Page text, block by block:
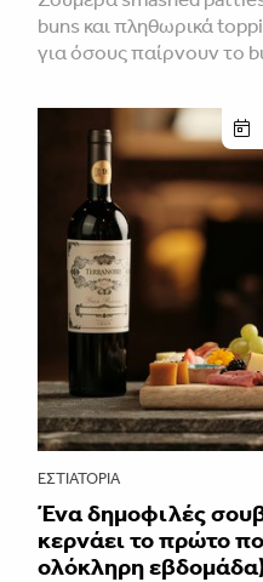
buns και πληθωρικά
για όσους παίρνουν το
ΕΣΤΙΑΤΌΡΙΑ
Ένα δημοφιλές
κερνάει το πρώτο
ολόκληρη